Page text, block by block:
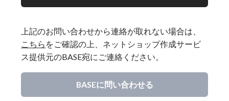
上記のお問い合わせから連絡が取れない場合は、
こちら をご確認の上、ネットショップ作成サービ
ス提供元のBASE宛にご連絡ください。
BASEに問い合わせる